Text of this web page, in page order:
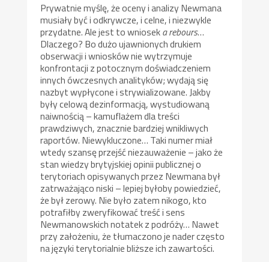
Prywatnie myślę, że oceny i analizy Newmana
musiały być i odkrywcze, i celne, i niezwykle
przydatne. Ale jest to wnioseka rebours…
Dlaczego? Bo dużo ujawnionych drukiem
obserwacji i wniosków nie wytrzymuje
konfrontacji z potocznym doświadczeniem
innych ówczesnych analityków; wydają się
nazbyt wypłycone i strywializowane. Jakby
były celową dezinformacją, wystudiowaną
naiwnością – kamuflażem dla treści
prawdziwych, znacznie bardziej wnikliwych
raportów. Niewykluczone… Taki numer miał
wtedy szansę przejść niezauważenie – jako że
stan wiedzy brytyjskiej opinii publicznej o
terytoriach opisywanych przez Newmana był
zatrważająco niski – lepiej byłoby powiedzieć,
że był zerowy. Nie było zatem nikogo, kto
potrafiłby zweryfikować treść i sens
Newmanowskich notatek z podróży… Nawet
przy założeniu, że tłumaczono je nader często
na języki terytorialnie bliższe ich zawartości.